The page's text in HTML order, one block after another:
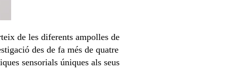
de les diferents ampolles de
des de fa més de quatre
sensorials úniques als seus